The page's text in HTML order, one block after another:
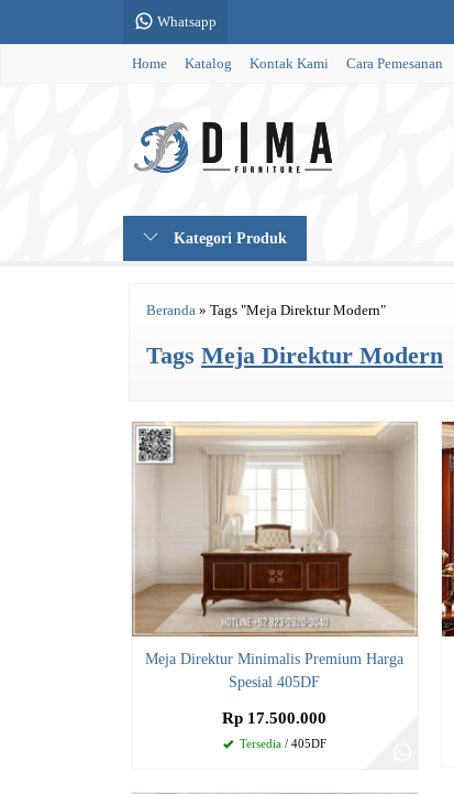
Whatsapp
Home Katalog Kontak Kami Cara Pemesanan
Kategori Produk
Beranda » Tags "Meja Direktur Modern"
Tags Meja Direktur Modern
Meja Direktur Minimalis Premium Harga
Spesial 405DF
Rp 17.500.000
Tersedia/ 405DF